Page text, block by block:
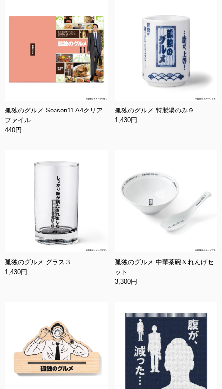
孤独のグルメ Season11 A4クリア
ファイル
440円
孤独のグルメ 特製湯のみ９
1,430円
孤独のグルメ グラス３
1,430円
孤独のグルメ 中華茶碗＆れんげセ
ット
3,300円